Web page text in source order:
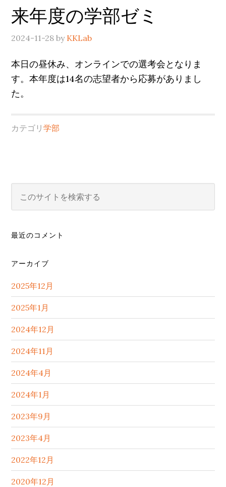
来年度の学部ゼミ
2024-11-28 by KKLab
本日の昼休み、オンラインでの選考会となりま
す。本年度は14名の志望者から応募がありまし
た。
カテゴリ学部
最
初
の
サ
イ
ド
バ
ー
ト
検
索
す
る
最近のコメント
アーカイブ
2025年12月
2025年1月
2024年12月
2024年11月
2024年4月
2024年1月
2023年9月
2023年4月
2022年12月
2020年12月